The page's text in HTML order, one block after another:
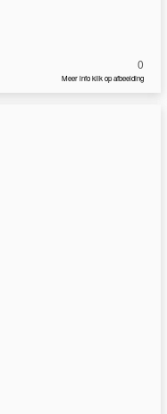
0
Meer info klik op afbeelding